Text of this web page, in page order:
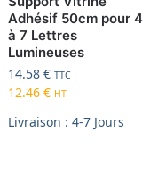
Adhésif 50cm pour 4
à 7 Lettres
Lumineuses
14.58€ TTC
12.46€ HT
Livraison : 4-7 Jours